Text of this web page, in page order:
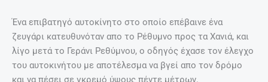
Ένα επιβατηγό αυτοκίνητο στο οποίο επέβαινε ένα
ζευγάρι κατευθυνόταν απο το Ρέθυμνο προς τα Χανιά, και
λίγο μετά το Γεράνι Ρεθύμνου, ο οδηγός έχασε τον έλεγχο
του αυτοκινήτου με αποτέλεσμα να βγεί απο τον δρόμο
και να πέσει σε γκρεμό ύψους πέντε μέτρων.